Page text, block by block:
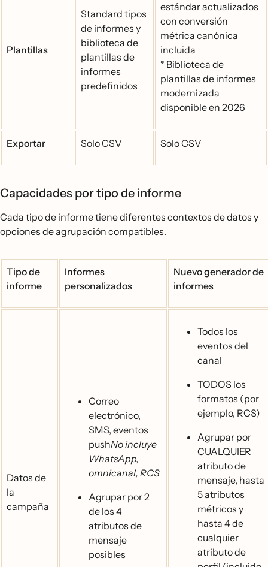
Plantillas
Standard tipos
de informes y
biblioteca de
plantillas de
informes
predefinidos
estándar actualizados
con conversión
métrica canónica
incluida
* Biblioteca de
plantillas de informes
modernizada
disponible en 2026
Exportar Solo CSV Solo CSV
Capacidades por tipo de informe
Cada tipo de informe tiene diferentes contextos de datos y
opciones de agrupación compatibles.
Tipo de
informe
Informes
personalizados
Nuevo generador de
informes
Datos de
la
campaña
Correo
electrónico,
SMS, eventos
pushNo incluye
WhatsApp,
omnicanal, RCS
Agrupar por 2
de los 4
atributos de
mensaje
posibles
Todos los
eventos del
canal
TODOS los
formatos (por
ejemplo, RCS)
Agrupar por
CUALQUIER
atributo de
mensaje, hasta
5 atributos
métricos y
hasta 4 de
cualquier
atributo de